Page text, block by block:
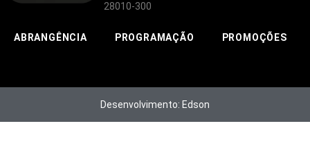
28010-300
ABRANGÊNCIA PROGRAMAÇÃO PROMOÇÕES
Desenvolvimento: Edson